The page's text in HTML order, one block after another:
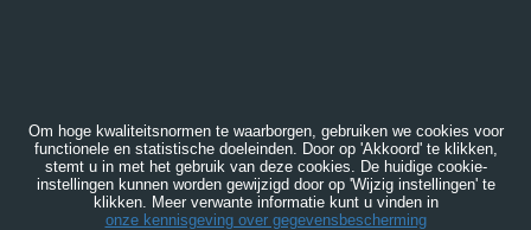
Om hoge kwaliteitsnormen te waarborgen, gebruiken we cookies voor
functionele en statistische doeleinden. Door op 'Akkoord' te klikken,
stemt u in met het gebruik van deze cookies. De huidige cookie-
instellingen kunnen worden gewijzigd door op 'Wijzig instellingen' te
klikken. Meer verwante informatie kunt u vinden in
onze kennisgeving over gegevensbescherming